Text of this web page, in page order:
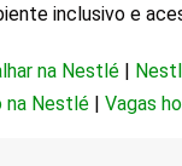
inclusivo e
na Nestlé |
na Nestlé | Vagas